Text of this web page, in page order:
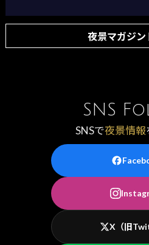
夜景マガジン
SNS
SNSで夜景情報
X（旧